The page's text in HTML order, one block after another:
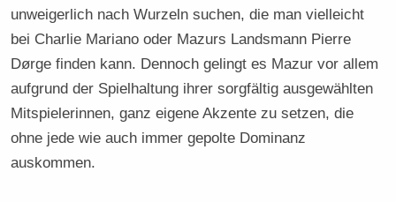
unweigerlich nach Wurzeln suchen, die man vielleicht
bei Charlie Mariano oder Mazurs Landsmann Pierre
Dørge finden kann. Dennoch gelingt es Mazur vor allem
aufgrund der Spielhaltung ihrer sorgfältig ausgewählten
Mitspielerinnen, ganz eigene Akzente zu setzen, die
ohne jede wie auch immer gepolte Dominanz
auskommen.